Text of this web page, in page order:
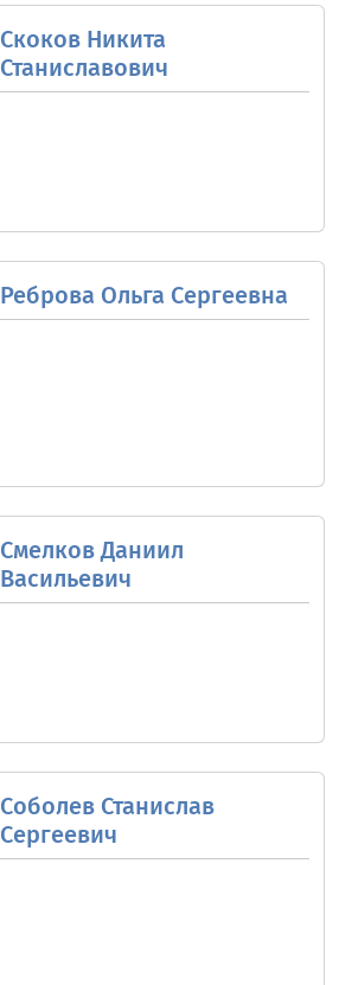
Скоков Никита
Станиславович
Реброва Ольга Сергеевна
Смелков Даниил
Васильевич
Соболев Станислав
Сергеевич